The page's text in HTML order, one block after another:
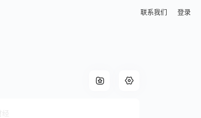
联系我们 登录